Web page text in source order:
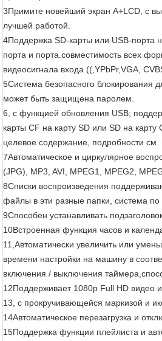
3Примите новейший экран A+LCD, с
лучшей работой.
4Поддержка SD-карты или USB-порта
порта и порта.совместимость всех
видеосигнала входа ((,YPbPr,VGA,
5Система безопасного блокирования
может быть защищена паролем.
6, с функцией обновления USB;
карты CF на карту SD или SD на
целевое содержание, подробности см.
7Автоматическое и циркулярное
(JPG), MP3, AVI, MPEG1, MPEG2,
8Списки воспроизведения
файлы в эти разные папки, система
9Способен устанавливать
10Встроенная функция часов и
11,Автоматически увеличить или
времени настройки на машину в
включения / выключения
12Поддерживает 1080p Full HD видео
13, с прокручивающейся маркизой и
14Автоматическое перезагрузка и
15Поддержка функции плейлиста и